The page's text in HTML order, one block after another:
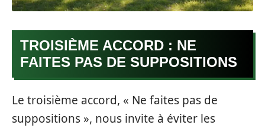
TROISIÈME ACCORD : NE
FAITES PAS DE SUPPOSITIONS
Le troisième accord, « Ne faites pas de
suppositions », nous invite à éviter les